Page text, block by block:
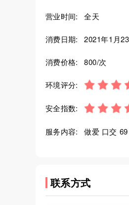
营业时间: 全天
消费日期: 2021年1月
消费价格: 800/次
环境评分:
安全指数:
服务内容: 做爱 口交
联系方式